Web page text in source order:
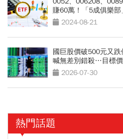
賺60萬！「5成俱樂部
2024-08-21
國巨股價破500元又
喊無差別錯殺…目標
2026-07-30
熱門話題